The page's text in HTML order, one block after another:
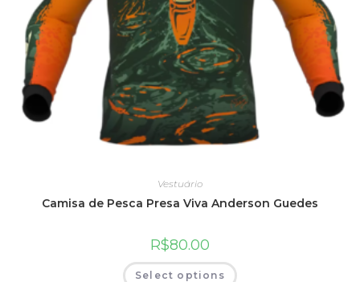
Vestuário
Camisa de Pesca Presa Viva Anderson Guedes
R$80.00
Select options